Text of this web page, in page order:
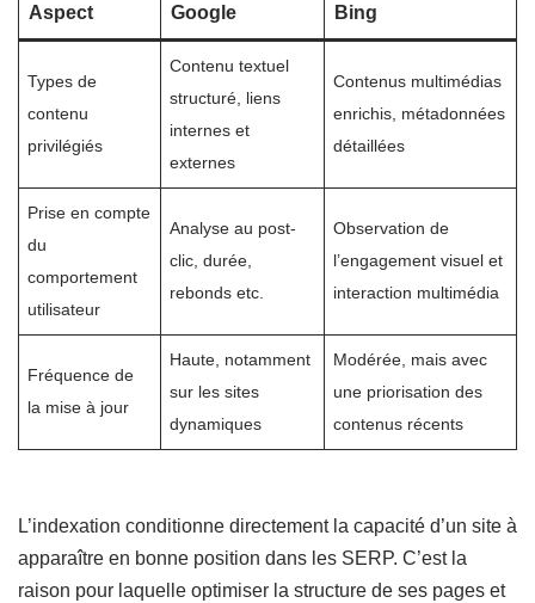
Aspect Google Bing
Types de
contenu
privilégiés
Contenu textuel
structuré, liens
internes et
externes
Contenus multimédias
enrichis, métadonnées
détaillées
Prise en compte
du
comportement
utilisateur
Analyse au post-
clic, durée,
rebonds etc.
Observation de
l’engagement visuel et
interaction multimédia
Fréquence de
la mise à jour
Haute, notamment
sur les sites
dynamiques
Modérée, mais avec
une priorisation des
contenus récents
L’indexation conditionne directement la capacité d’un site à
apparaître en bonne position dans les SERP. C’est la
raison pour laquelle optimiser la structure de ses pages et